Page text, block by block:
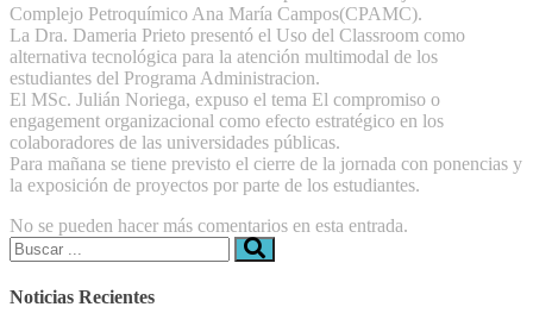
Complejo Petroquímico Ana María Campos(CPAMC).
La Dra. Dameria Prieto presentó el Uso del Classroom como
alternativa tecnológica para la atención multimodal de los
estudiantes del Programa Administracion.
El MSc. Julián Noriega, expuso el tema El compromiso o
engagement organizacional como efecto estratégico en los
colaboradores de las universidades públicas.
Para mañana se tiene previsto el cierre de la jornada con ponencias y
la exposición de proyectos por parte de los estudiantes.
No se pueden hacer más comentarios en esta entrada.
Buscar:
Noticias Recientes